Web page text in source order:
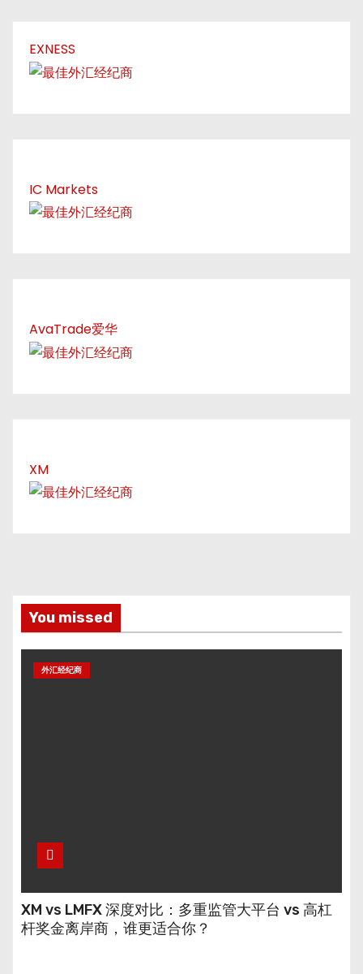
EXNESS
IC Markets
AvaTrade爱华
XM
You missed
外汇经纪商
XM vs LMFX 深度对比：多重监管大平台 vs 高杠
杆奖金离岸商，谁更适合你？